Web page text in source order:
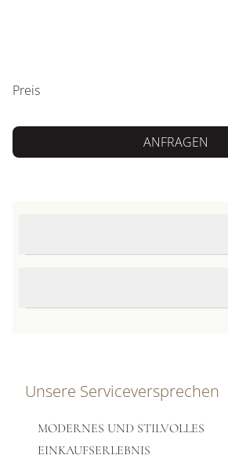
Preis
ANFRAGEN
Unsere Serviceversprechen
MODERNES UND STILVOLLES
EINKAUFSERLEBNIS